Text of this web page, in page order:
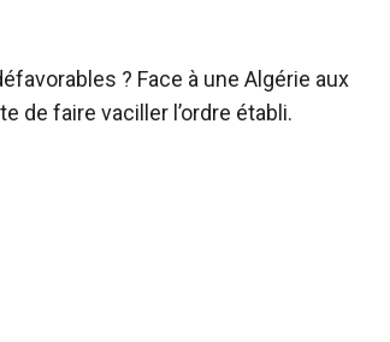
? Face à une Algérie aux
de faire vaciller l’ordre établi.